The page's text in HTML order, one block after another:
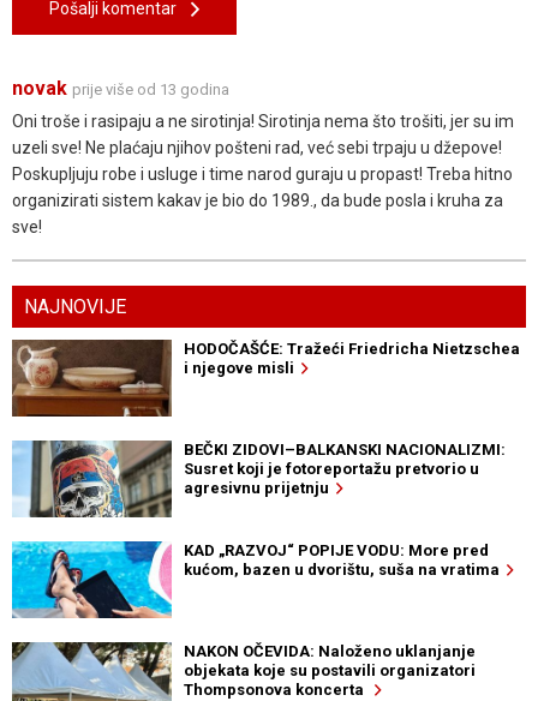
Pošalji komentar
novak prije više od 13 godina
Oni troše i rasipaju a ne sirotinja! Sirotinja nema što trošiti, jer su im
uzeli sve! Ne plaćaju njihov pošteni rad, već sebi trpaju u džepove!
Poskupljuju robe i usluge i time narod guraju u propast! Treba hitno
organizirati sistem kakav je bio do 1989., da bude posla i kruha za
sve!
NAJNOVIJE
HODOČAŠĆE: Tražeći Friedricha Nietzschea
i njegove misli
BEČKI ZIDOVI–BALKANSKI NACIONALIZMI:
Susret koji je fotoreportažu pretvorio u
agresivnu prijetnju
KAD „RAZVOJ“ POPIJE VODU: More pred
kućom, bazen u dvorištu, suša na vratima
NAKON OČEVIDA: Naloženo uklanjanje
objekata koje su postavili organizatori
Thompsonova koncerta